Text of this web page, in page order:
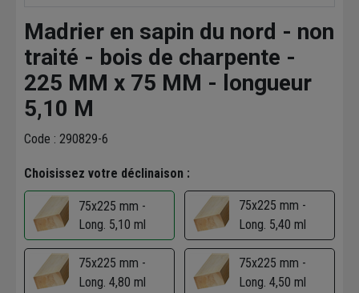
Madrier en sapin du nord - non
traité - bois de charpente -
225 MM x 75 MM - longueur
5,10 M
Code : 290829-6
Choisissez votre déclinaison :
75x225 mm -
Long. 5,10 ml
75x225 mm -
Long. 5,40 ml
75x225 mm -
Long. 4,80 ml
75x225 mm -
Long. 4,50 ml